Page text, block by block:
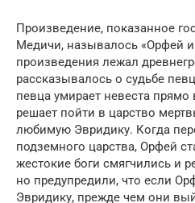
Произведение, показанное
Медичи, называлось «Орфей
произведения лежал
рассказывалось о судьбе
певца умирает невеста
решает пойти в царство
любимую Эвридику. Когда
подземного царства, Орфей
жестокие боги смягчились и
но предупредили, что если
Эвридику, прежде чем они